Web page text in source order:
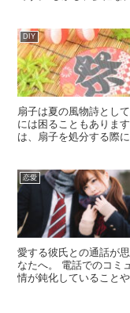
DIY
扇子は夏の風物詩とし
には困ることもありま
は、扇子を処分する際
恋愛
愛する彼氏との通話が
なたへ。 電話でのコミ
情が鈍化していること